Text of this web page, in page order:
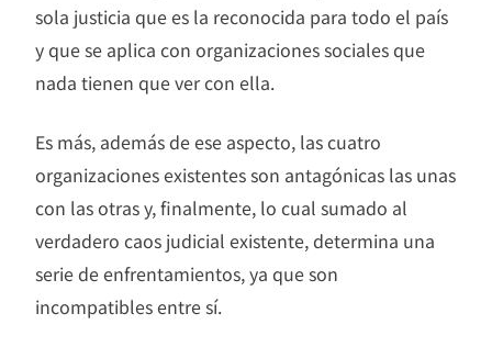
sola justicia que es la reconocida para todo el país
y que se aplica con organizaciones sociales que
nada tienen que ver con ella.
Es más, además de ese aspecto, las cuatro
organizaciones existentes son antagónicas las unas
con las otras y, finalmente, lo cual sumado al
verdadero caos judicial existente, determina una
serie de enfrentamientos, ya que son
incompatibles entre sí.